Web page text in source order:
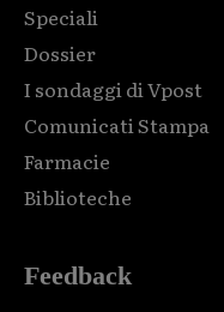
Speciali
Dossier
I sondaggi di Vpost
Comunicati Stampa
Farmacie
Biblioteche
Feedback